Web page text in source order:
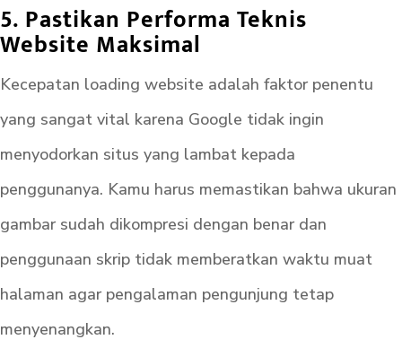
5. Pastikan Performa Teknis
Website Maksimal
Kecepatan loading website adalah faktor penentu
yang sangat vital karena Google tidak ingin
menyodorkan situs yang lambat kepada
penggunanya. Kamu harus memastikan bahwa ukuran
gambar sudah dikompresi dengan benar dan
penggunaan skrip tidak memberatkan waktu muat
halaman agar pengalaman pengunjung tetap
menyenangkan.